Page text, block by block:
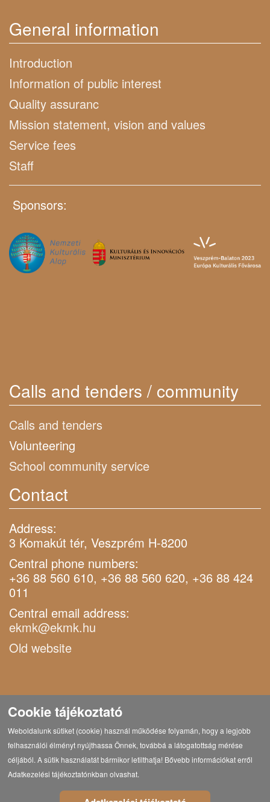
General information
Introduction
Information of public interest
Quality assuranc
Mission statement, vision and values
Service fees
Staff
Sponsors:
Calls and tenders / community
Calls and tenders
Volunteering
School community service
Contact
Address:
3 Komakút tér, Veszprém H-8200
Central phone numbers:
+36 88 560 610, +36 88 560 620, +36 88 424
011
Central email address:
ekmk@ekmk.hu
Old website
Cookie tájékoztató
Weboldalunk sütiket (cookie) használ működése folyamán, hogy a legjobb
felhasználói élményt nyújthassa Önnek, továbbá a látogatottság mérése
céljából. A sütik használatát bármikor letilthatja! Bővebb információkat erről
Adatkezelési tájékoztatónkban olvashat.